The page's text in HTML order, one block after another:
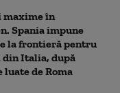
maxime în
Spania impune
la frontieră pentru
Italia, după
de Roma